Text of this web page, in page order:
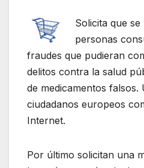
Solicita que
personas
fraudes que pudieran
delitos contra la salud
de medicamentos falsos.
ciudadanos europeos
Internet.
Por último solicitan una